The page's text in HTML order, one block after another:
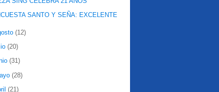
SANTO Y SEÑA: EXCELENTE
(12)
(20)
(31)
(28)
(21)